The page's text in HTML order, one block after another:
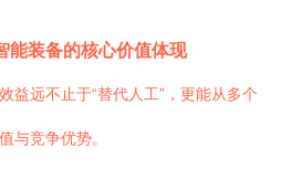
能装备的核心价值体现
益远不止于“替代人工”，更能从多个
与竞争优势。